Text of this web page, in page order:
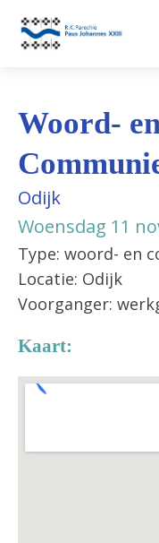
Woord-
Odijk
Woensdag 11
Type: woord- en
Locatie: Odijk
Voorganger:
Kaart: